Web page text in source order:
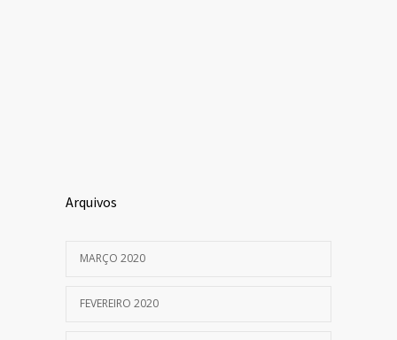
Arquivos
MARÇO 2020
FEVEREIRO 2020